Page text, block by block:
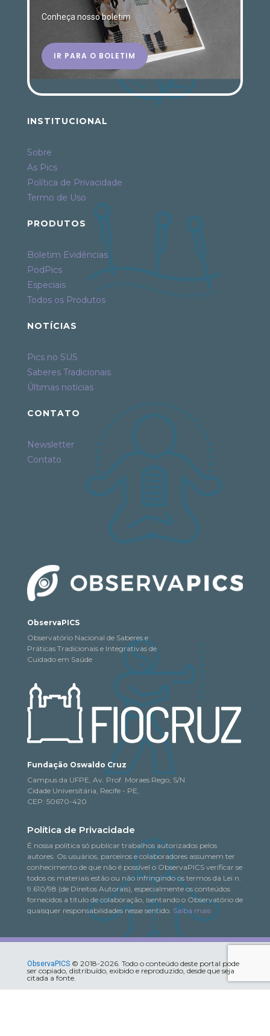
Conheça nosso boletim
IR PARA O BOLETIM
INSTITUCIONAL
Sobre
As Pics
Política de Privacidade
Termo de Uso
PRODUTOS
Boletim Evidências
PodPics
Especiais
Todos os Produtos
NOTÍCIAS
Pics no SUS
Saberes Tradicionais
Últimas notícias
CONTATO
Newsletter
Contato
ObservaPICS
Observatório Nacional de Saberes e
Práticas Tradicionais e Integrativas de
Cuidado em Saúde
Fundação Oswaldo Cruz
Campus da UFPE, Av. Prof. Moraes Rego, S/N
Cidade Universitária, Recife - PE,
CEP: 50670-420
Política de Privacidade
É nossa política só publicar trabalhos autorizados pelos
autores. Os usuários, parceiros e colaboradores assumem ter
conhecimento de que não é possível o ObservaPICS verificar se
todos os materiais estão ou não infringindo os termos da Lei n.
9.610/98 (de Direitos Autorais), especialmente os conteúdos
fornecidos a título de colaboração, isentando o Observatório de
quaisquer responsabilidades nesse sentido. Saiba mais
ObservaPICS© 2018-2026. Todo o conteúdo deste portal pode
ser copiado, distribuído, exibido e reproduzido, desde que seja
citada a fonte.